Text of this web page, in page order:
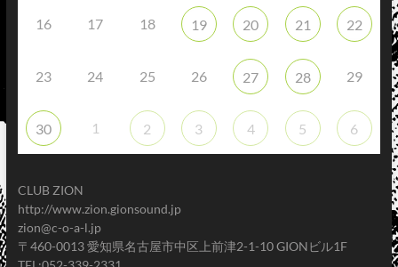
16 17 18 19 20 21 22
23 24 25 26 27 28 29
30 1 2 3 4 5 6
CLUB ZION
http://www.zion.gionsound.jp
zion@c-o-a-l.jp
〒460-0013 愛知県名古屋市中区上前津2-1-10 GIONビル1F